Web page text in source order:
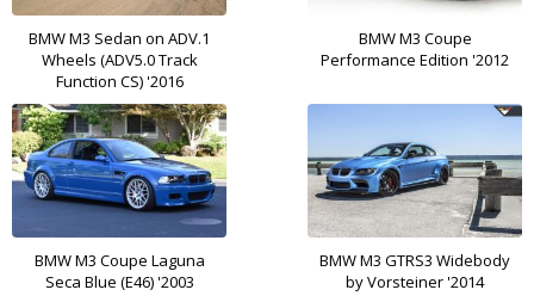
BMW M3 Sedan on ADV.1
Wheels (ADV5.0 Track
Function CS) '2016
BMW M3 Coupe
Performance Edition '2012
BMW M3 Coupe Laguna
Seca Blue (E46) '2003
BMW M3 GTRS3 Widebody
by Vorsteiner '2014